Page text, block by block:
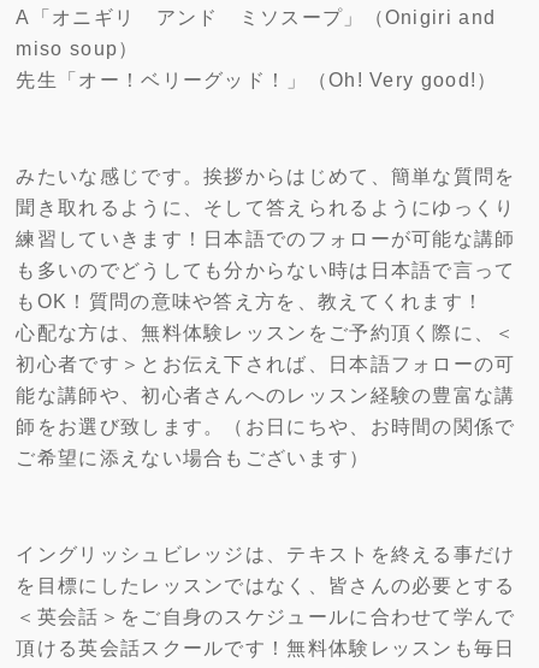
A「オニギリ アンド ミソスープ」（Onigiri and
miso soup）
先生「オー！ベリーグッド！」（Oh! Very good!）
みたいな感じです。挨拶からはじめて、簡単な質問を
聞き取れるように、そして答えられるようにゆっくり
練習していきます！日本語でのフォローが可能な講師
も多いのでどうしても分からない時は日本語で言って
もOK！質問の意味や答え方を、教えてくれます！
心配な方は、無料体験レッスンをご予約頂く際に、＜
初心者です＞とお伝え下されば、日本語フォローの可
能な講師や、初心者さんへのレッスン経験の豊富な講
師をお選び致します。（お日にちや、お時間の関係で
ご希望に添えない場合もございます）
イングリッシュビレッジは、テキストを終える事だけ
を目標にしたレッスンではなく、皆さんの必要とする
＜英会話＞をご自身のスケジュールに合わせて学んで
頂ける英会話スクールです！無料体験レッスンも毎日